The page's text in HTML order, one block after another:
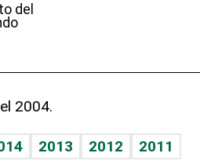
del
2004.
2013 2012
2011